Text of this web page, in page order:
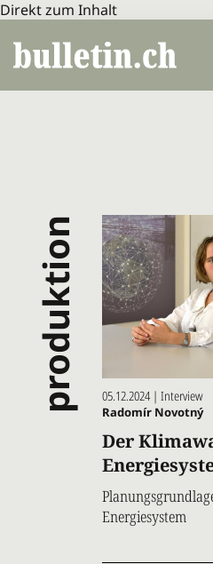
Direkt zum Inhalt
produktion 05.12.2024 | Interview
Radomír Novotný
Der
Energiesystem